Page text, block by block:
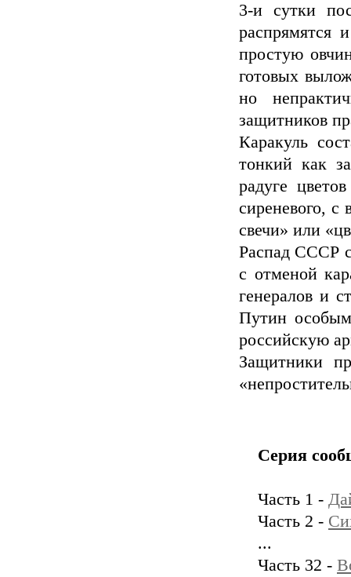
3-и сутки
распрямятся
простую
готовых
но
защитников
Каракуль
тонкий как
радуге
сиреневого, с
свечи» или
Распад СССР
с отменой
генералов и
Путин особым
российскую
Защитники
Серия
Часть 1 -
Часть 2 -
...
Часть 32 -